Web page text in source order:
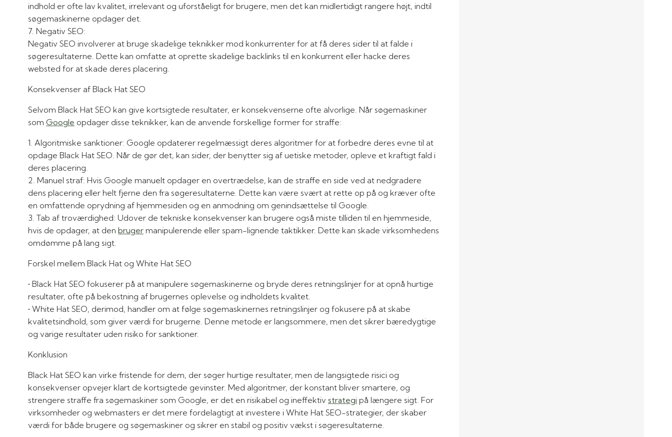
indhold er ofte lav kvalitet, irrelevant og uforståeligt for brugere, men det kan midlertidigt rangere højt, indtil
søgemaskinerne opdager det.
7. Negativ SEO:
Negativ SEO involverer at bruge skadelige teknikker mod konkurrenter for at få deres sider til at falde i
søgeresultaterne. Dette kan omfatte at oprette skadelige backlinks til en konkurrent eller hacke deres
websted for at skade deres placering.
Konsekvenser af Black Hat SEO
Selvom Black Hat SEO kan give kortsigtede resultater, er konsekvenserne ofte alvorlige. Når søgemaskiner
som Google opdager disse teknikker, kan de anvende forskellige former for straffe:
1. Algoritmiske sanktioner: Google opdaterer regelmæssigt deres algoritmer for at forbedre deres evne til at
opdage Black Hat SEO. Når de gør det, kan sider, der benytter sig af uetiske metoder, opleve et kraftigt fald i
deres placering.
2. Manuel straf: Hvis Google manuelt opdager en overtrædelse, kan de straffe en side ved at nedgradere
dens placering eller helt fjerne den fra søgeresultaterne. Dette kan være svært at rette op på og kræver ofte
en omfattende oprydning af hjemmesiden og en anmodning om genindsættelse til Google.
3. Tab af troværdighed: Udover de tekniske konsekvenser kan brugere også miste tilliden til en hjemmeside,
hvis de opdager, at den bruger manipulerende eller spam-lignende taktikker. Dette kan skade virksomhedens
omdømme på lang sigt.
Forskel mellem Black Hat og White Hat SEO
• Black Hat SEO fokuserer på at manipulere søgemaskinerne og bryde deres retningslinjer for at opnå hurtige
resultater, ofte på bekostning af brugernes oplevelse og indholdets kvalitet.
• White Hat SEO, derimod, handler om at følge søgemaskinernes retningslinjer og fokusere på at skabe
kvalitetsindhold, som giver værdi for brugerne. Denne metode er langsommere, men det sikrer bæredygtige
og varige resultater uden risiko for sanktioner.
Konklusion
Black Hat SEO kan virke fristende for dem, der søger hurtige resultater, men de langsigtede risici og
konsekvenser opvejer klart de kortsigtede gevinster. Med algoritmer, der konstant bliver smartere, og
strengere straffe fra søgemaskiner som Google, er det en risikabel og ineffektiv strategi på længere sigt. For
virksomheder og webmasters er det mere fordelagtigt at investere i White Hat SEO-strategier, der skaber
værdi for både brugere og søgemaskiner og sikrer en stabil og positiv vækst i søgeresultaterne.